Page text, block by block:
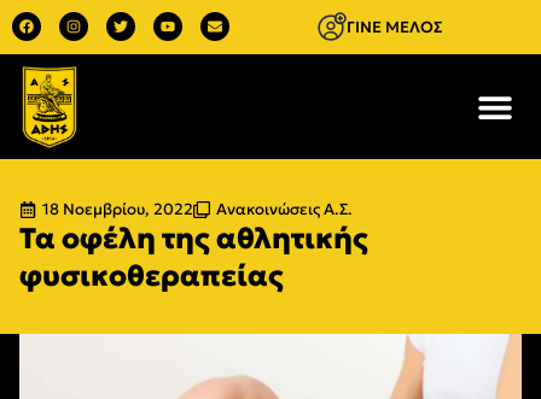
ΓΙΝΕ ΜΕΛΟΣ
18 Νοεμβρίου, 2022 Ανακοινώσεις Α.Σ.
Τα οφέλη της αθλητικής
φυσικοθεραπείας